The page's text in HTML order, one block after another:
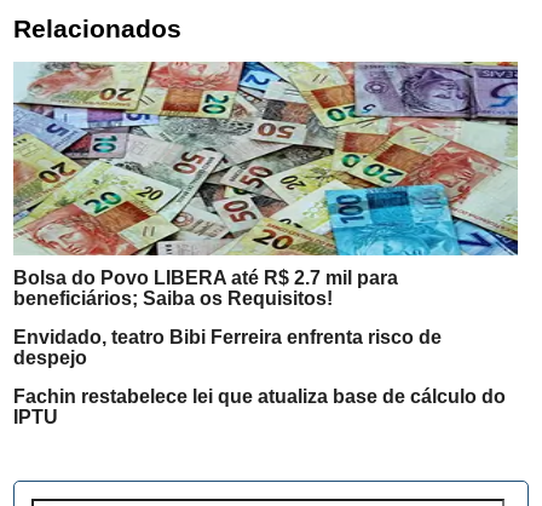
Relacionados
Bolsa do Povo LIBERA até R$ 2.7 mil para
beneficiários; Saiba os Requisitos!
Envidado, teatro Bibi Ferreira enfrenta risco de
despejo
Fachin restabelece lei que atualiza base de cálculo do
IPTU